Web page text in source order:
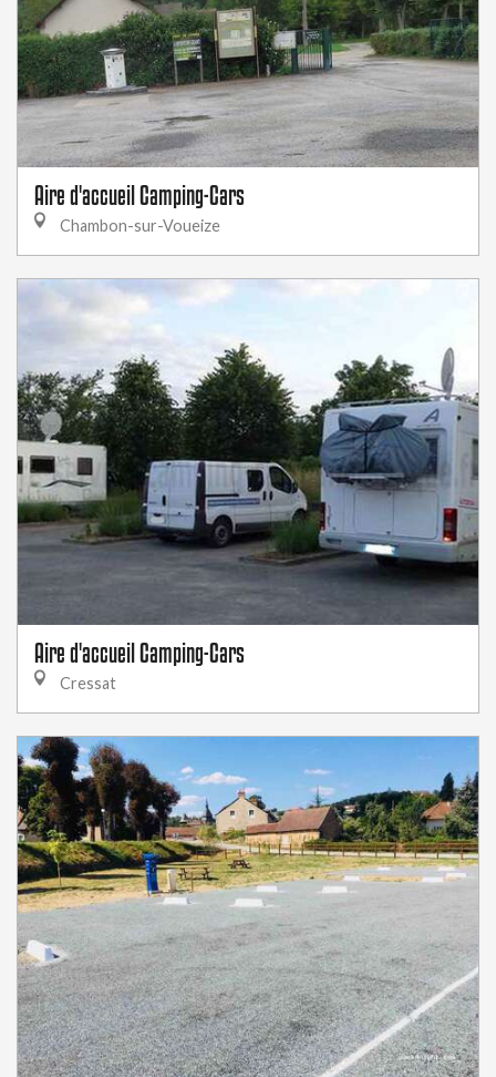
Aire d'accueil Camping-Cars
Chambon-sur-Voueize
Aire d'accueil Camping-Cars
Cressat